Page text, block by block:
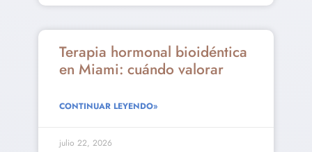
Terapia hormonal bioidéntica
en Miami: cuándo valorar
CONTINUAR LEYENDO»
julio 22, 2026